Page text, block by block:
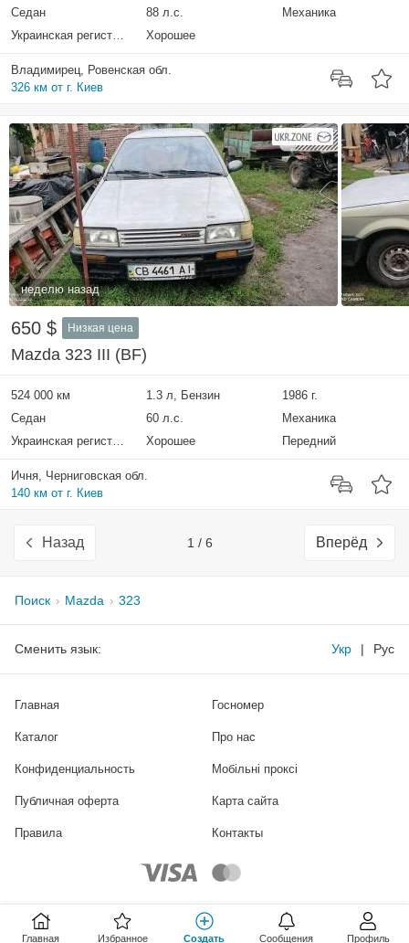
Седан
88 л.с.
Механика
Украинская регистрация
Хорошее
Владимирец, Ровенская обл.
326 км от г. Киев
неделю назад
650 $ Низкая цена
Mazda 323 III (BF)
524 000 км 1.3 л, Бензин
1986 г.
Седан
60 л.с.
Механика
Украинская регистрация
Хорошее Передний
Ичня, Черниговская обл.
140 км от г. Киев
Назад 1 / 6 Вперёд
Поиск Mazda 323
Сменить язык: Укр | Рус
Главная
Каталог
Госномер
Про нас
Конфиденциальность Мобільні проксі
Публичная оферта Карта сайта
Правила Контакты
Главная Избранное Создать Сообщения Профиль